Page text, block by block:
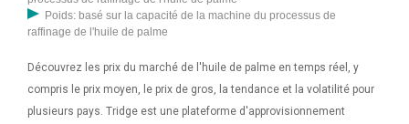
Poids: basé sur la capacité de la machine du processus de
raffinage de l'huile de palme
Découvrez les prix du marché de l'huile de palme en temps réel, y
compris le prix moyen, le prix de gros, la tendance et la volatilité pour
plusieurs pays. Tridge est une plateforme d'approvisionnement